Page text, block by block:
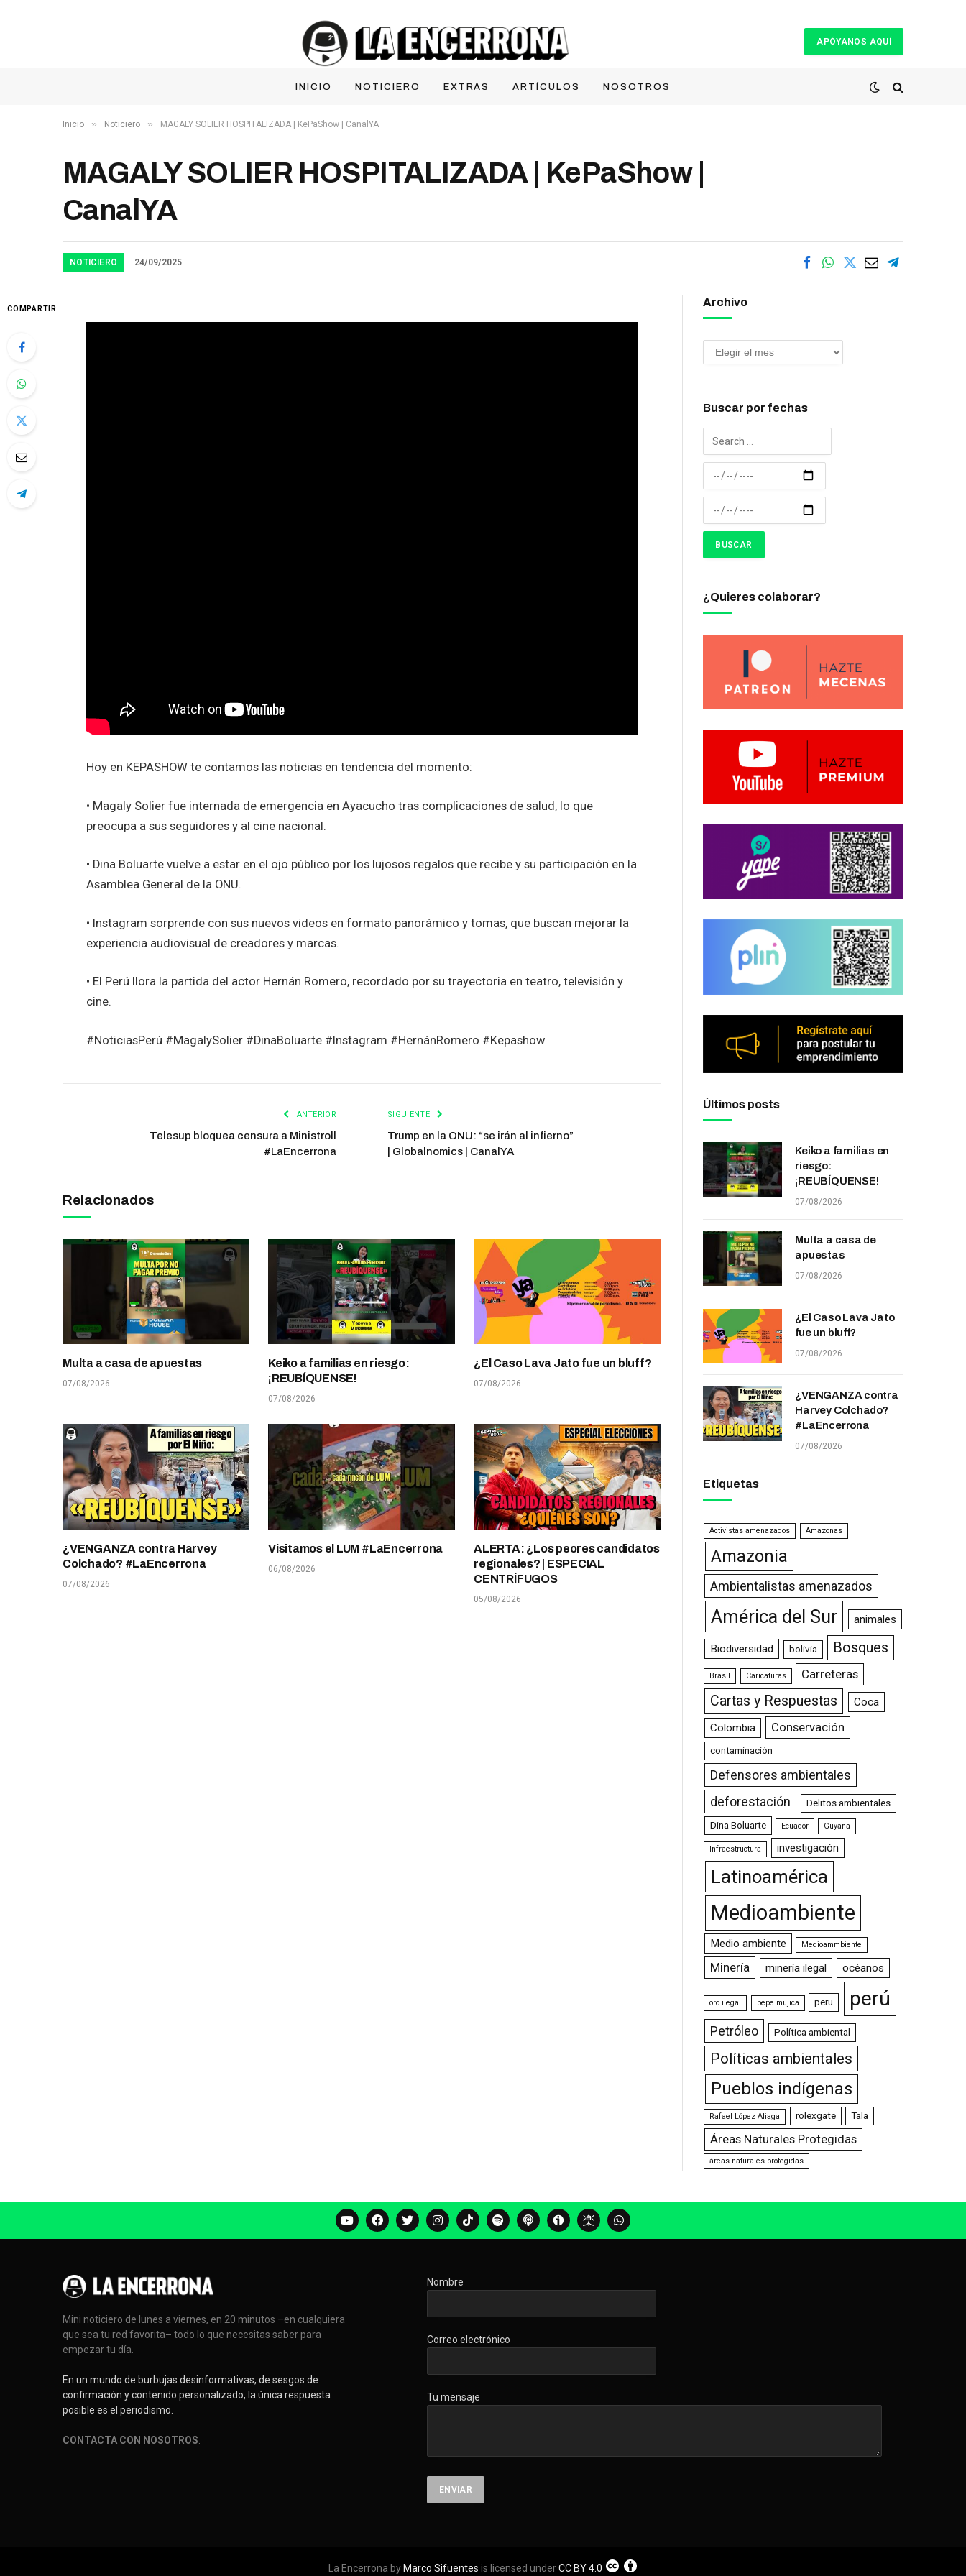
APÓYANOS AQUÍ
INICIO NOTICIERO EXTRAS ARTÍCULOS NOSOTROS
Inicio » Noticiero » MAGALY SOLIER HOSPITALIZADA | KePaShow | CanalYA
MAGALY SOLIER HOSPITALIZADA | KePaShow |
CanalYA
NOTICIERO 24/09/2025
COMPARTIR
Hoy en KEPASHOW te contamos las noticias en tendencia del momento:
• Magaly Solier fue internada de emergencia en Ayacucho tras complicaciones de salud, lo que
preocupa a sus seguidores y al cine nacional.
• Dina Boluarte vuelve a estar en el ojo público por los lujosos regalos que recibe y su participación en la
Asamblea General de la ONU.
• Instagram sorprende con sus nuevos videos en formato panorámico y tomas, que buscan mejorar la
experiencia audiovisual de creadores y marcas.
• El Perú llora la partida del actor Hernán Romero, recordado por su trayectoria en teatro, televisión y
cine.
#NoticiasPerú #MagalySolier #DinaBoluarte #Instagram #HernánRomero #Kepashow
ANTERIOR
Telesup bloquea censura a Ministroll
#LaEncerrona
SIGUIENTE
Trump en la ONU: “se irán al infierno”
| Globalnomics | CanalYA
Relacionados
Multa a casa de apuestas
07/08/2026
Keiko a familias en riesgo:
¡REUBÍQUENSE!
07/08/2026
¿El Caso Lava Jato fue un bluff?
07/08/2026
¿VENGANZA contra Harvey
Colchado? #LaEncerrona
07/08/2026
Visitamos el LUM #LaEncerrona
06/08/2026
ALERTA: ¿Los peores candidatos
regionales? | ESPECIAL
CENTRÍFUGOS
05/08/2026
Archivo
Buscar por fechas
¿Quieres colaborar?
Últimos posts
Keiko a familias en
riesgo:
¡REUBÍQUENSE!
07/08/2026
Multa a casa de
apuestas
07/08/2026
¿El Caso Lava Jato
fue un bluff?
07/08/2026
¿VENGANZA contra
Harvey Colchado?
#LaEncerrona
07/08/2026
Etiquetas
Activistas amenazados Amazonas
Amazonia
Ambientalistas amenazados
América del Sur animales
Biodiversidad bolivia Bosques
Brasil Caricaturas Carreteras
Cartas y Respuestas
Coca
Colombia
Conservación
contaminación
Defensores ambientales
deforestación
Delitos ambientales
Dina Boluarte Ecuador Guyana
Infraestructura investigación
Latinoamérica
Medioambiente
Medio ambiente Medioammbiente
Minería minería ilegal océanos
oro ilegal pepe mujica peru perú
Petróleo Política ambiental
Políticas ambientales
Pueblos indígenas
Rafael López Aliaga rolexgate Tala
Áreas Naturales Protegidas
áreas naturales protegidas
Mini noticiero de lunes a viernes, en 20 minutos –en cualquiera
que sea tu red favorita– todo lo que necesitas saber para
empezar tu día.
En un mundo de burbujas desinformativas, de sesgos de
confirmación y contenido personalizado, la única respuesta
posible es el periodismo.
CONTACTA CON NOSOTROS
Nombre
Correo electrónico
Tu mensaje
La Encerrona by Marco Sifuentes is licensed underCC BY 4.0